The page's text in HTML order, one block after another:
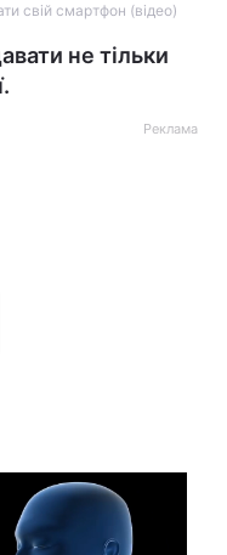
свій смартфон (відео)
не тільки
Реклама